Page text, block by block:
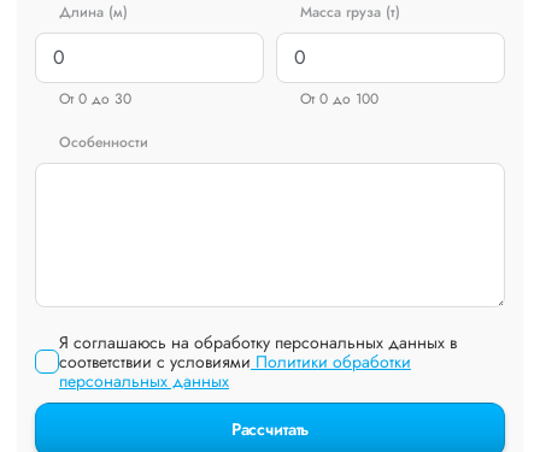
Длина (м)
От 0 до 30
Масса груза (т)
От 0 до 100
Особенности
Я соглашаюсь на обработку персональных данных в
соответствии с условиями Политики обработки
персональных данных
Рассчитать